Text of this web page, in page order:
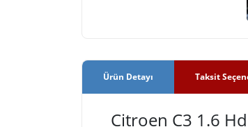
Ürün Detayı Taksit
Citroen C3 1.6